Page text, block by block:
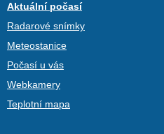
Aktuální počasí
Radarové snímky
Meteostanice
Počasí u vás
Webkamery
Teplotní mapa